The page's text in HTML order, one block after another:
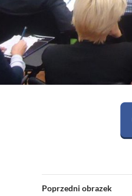
Poprzedni obrazek